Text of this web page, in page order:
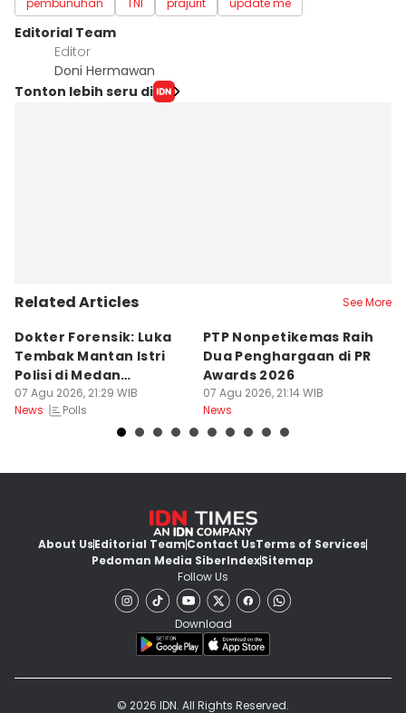
pembunuhan TNI prajurit update me
Editorial Team
Editor
Doni Hermawan
Tonton lebih seru di
Related Articles See More
Dokter Forensik: Luka
Tembak Mantan Istri
Polisi di Medan
Berkarakter Tempel
07 Agu 2026, 21:29 WIB
News
Polls
PTP Nonpetikemas Raih
Dua Penghargaan di PR
Awards 2026
07 Agu 2026, 21:14 WIB
News
About UsEditorial TeamContact UsTerms of Services
Pedoman Media SiberIndexSitemap
Follow Us
Download
© 2026 IDN. All Rights Reserved.